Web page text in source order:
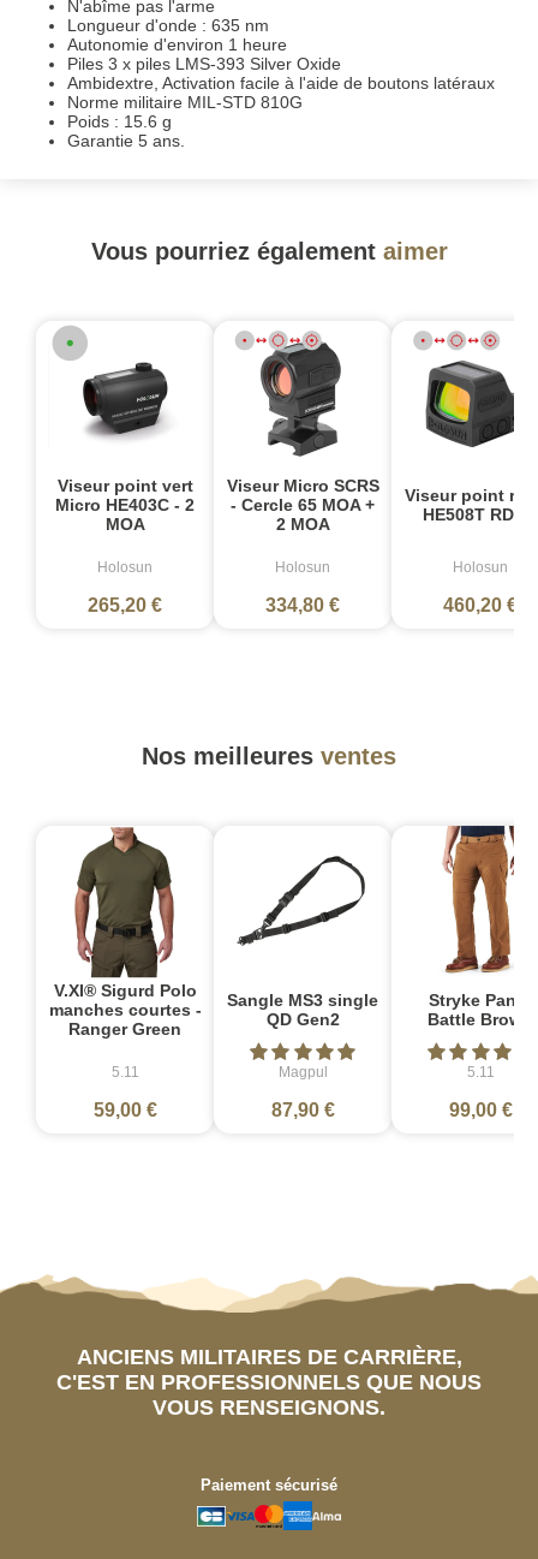
N'abîme pas l'arme
Longueur d'onde : 635 nm
Autonomie d'environ 1 heure
Piles 3 x piles LMS-393 Silver Oxide
Ambidextre, Activation facile à l'aide de boutons latéraux
Norme militaire MIL-STD 810G
Poids : 15.6 g
Garantie 5 ans.
Vous pourriez également aimer
Viseur point vert
Micro HE403C - 2
MOA
Holosun
265,20 €
Viseur Micro SCRS
- Cercle 65 MOA +
2 MOA
Holosun
334,80 €
Viseur point
HE508T RD X2
Holosun
460,20 €
Nos meilleures ventes
V.XI® Sigurd Polo
manches courtes -
Ranger Green
5.11
59,00 €
Sangle MS3 single
QD Gen2
Magpul
87,90 €
Stryke Pant -
Battle Brown
5.11
99,00 €
ANCIENS MILITAIRES DE CARRIÈRE,
C'EST EN PROFESSIONNELS QUE NOUS
VOUS RENSEIGNONS.
Paiement sécurisé